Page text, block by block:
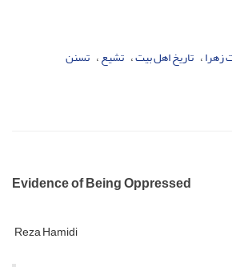
تاریخ اهل بیت تشیع تسنن
Evidence of Being Oppressed
Reza Hamidi